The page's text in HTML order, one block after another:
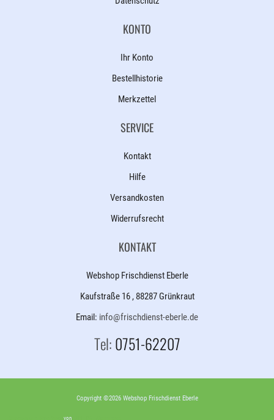
KONTO
Ihr Konto
Bestellhistorie
Merkzettel
SERVICE
Kontakt
Hilfe
Versandkosten
Widerrufsrecht
KONTAKT
Webshop Frischdienst Eberle
Kaufstraße 16 , 88287 Grünkraut
Email: info@frischdienst-eberle.de
Tel:0751-62207
Copyright ©2026 Webshop Frischdienst Eberle
von